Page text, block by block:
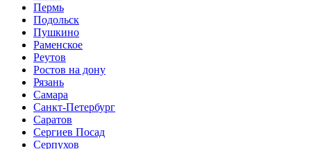
Пермь
Подольск
Пушкино
Раменское
Реутов
Ростов на дону
Рязань
Самара
Санкт-Петербург
Саратов
Сергиев Посад
Серпухов